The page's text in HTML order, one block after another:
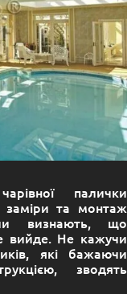
палички
заміри та монтаж
визнають, що
вийде. Не кажучи
які бажаючи
зводять